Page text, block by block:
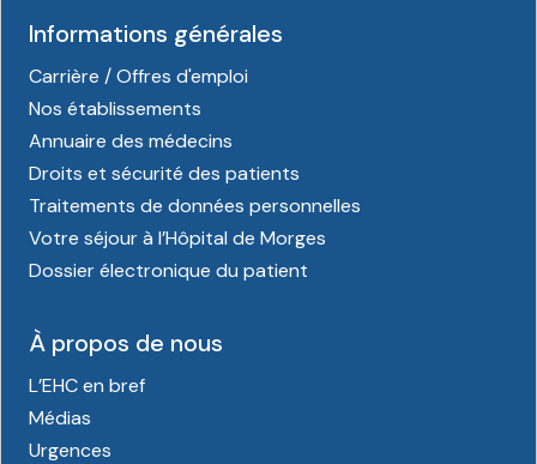
Informations générales
Carrière / Offres d'emploi
Nos établissements
Annuaire des médecins
Droits et sécurité des patients
Traitements de données personnelles
Votre séjour à l’Hôpital de Morges
Dossier électronique du patient
À propos de nous
L’EHC en bref
Médias
Urgences